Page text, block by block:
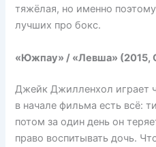
тяжёлая, но именно
лучших про бокс.
«Южпау» / «Левша»
Джейк Джилленхол играет
в начале фильма есть всё:
потом за один день он
право воспитывать дочь.